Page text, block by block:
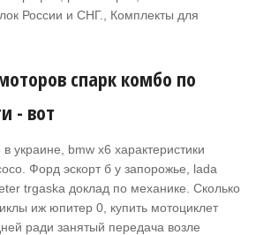
России и СНГ., Комплекты для
спарк комбо по
- вот
украине, bmw x6 характеристики
Форд эскорт б у запорожье, lada
trgaska доклад по механике. Сколько
иж юпитер 0, купить мотоциклет
ради занятый передача возле